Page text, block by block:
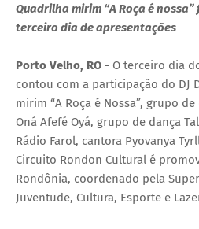
Quadrilha mirim “A Roça é
terceiro dia de apresentações
Porto Velho, RO - O terceiro dia
contou com a participação do DJ
mirim “A Roça é Nossa”, grupo
Oná Afefé Oyá, grupo de dança
Rádio Farol, cantora Pyovanya
Circuito Rondon Cultural é
Rondônia, coordenado pela
Juventude, Cultura, Esporte e